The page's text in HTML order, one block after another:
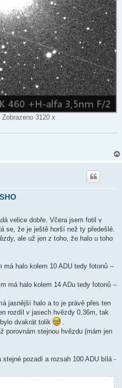
3120 x
velice dobře. Včera jsem fotil v
se, že je ještě horší než ty předešlé.
ale už jen z toho, že halo u toho
má halo kolem 10 ADU tedy fotonů --
má halo kolem 14 ADu tedy fotonů --
jasnější halo a to je právě přes ten
rozdíl v jasech hvězdy 0,36m, tak
dvakrát tolik
.
porovnám stejnou hvězdu (mám jen
pozadí a rozsah 100 ADU bílá -